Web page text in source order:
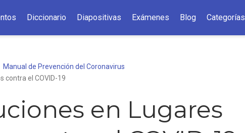
Diccionario Diapositivas Exámenes Blog Categorías
Manual de Prevención del Coronavirus
contra el COVID-19
en Lugares